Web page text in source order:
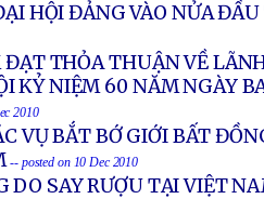
HỘI ĐẢNG VÀO NỬA
ĐẠT THỎA THUẬN VỀ
KỶ NIỆM 60 NĂM NGÀY
2010
VỤ BẮT BỚ GIỚI BẤT
-- posted on 10 Dec 2010
DO SAY RƯỢU TẠI VIỆT